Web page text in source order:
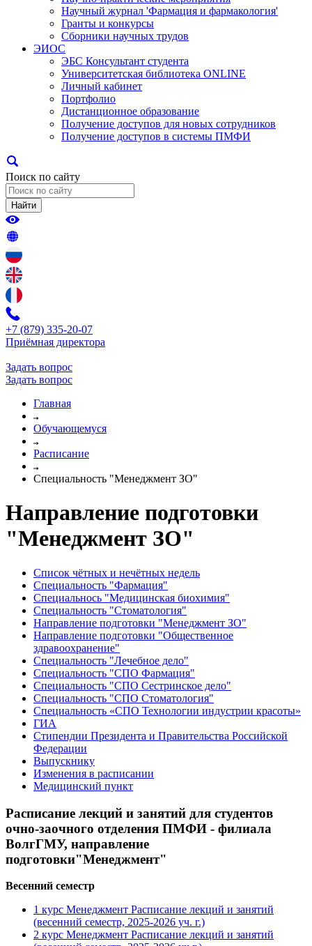
Научный журнал 'Фармация и фармакология'
Гранты и конкурсы
Сборники научных трудов
ЭИОС
ЭБС Консультант студента
Университетская библиотека ONLINE
Личный кабинет
Портфолио
Дистанционное образование
Получение доступов для новых сотрудников
Получение доступов в системы ПМФИ
Поиск по сайту
Найти
+7 (879) 335-20-07
Приёмная директора
Задать вопрос
Задать вопрос
Главная
Обучающемуся
Расписание
Специальность "Менеджмент ЗО"
Направление подготовки
"Менеджмент ЗО"
Список чётных и нечётных недель
Специальность "Фармация"
Специальнось "Медицинская биохимия"
Специальность "Стоматология"
Направление подготовки "Менеджмент ЗО"
Направление подготовки "Общественное
здравоохранение"
Специальность "Лечебное дело"
Специальность "СПО Фармация"
Специальность "СПО Сестринское дело"
Специальность "СПО Стоматология"
Специальность «СПО Технологии индустрии красоты»
ГИА
Стипендии Президента и Правительства Российской
Федерации
Выпускнику
Изменения в расписании
Медицинский пункт
Расписание лекций и занятий для студентов
очно-заочного отделения ПМФИ - филиала
ВолгГМУ, направление
подготовки"Менеджмент"
Весенний семестр
1 курс Менеджмент Расписание лекций и занятий
(весенний семестр, 2025-2026 уч. г.)
2 курс Менеджмент Расписание лекций и занятий